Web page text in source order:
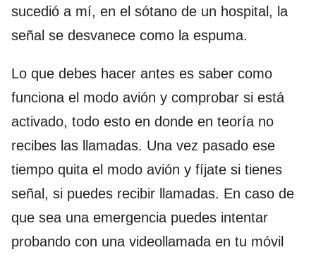
sucedió a mí, en el sótano de un hospital, la
señal se desvanece como la espuma.
Lo que debes hacer antes es saber como
funciona el modo avión y comprobar si está
activado, todo esto en donde en teoría no
recibes las llamadas. Una vez pasado ese
tiempo quita el modo avión y fíjate si tienes
señal, si puedes recibir llamadas. En caso de
que sea una emergencia puedes intentar
probando con una videollamada en tu móvil